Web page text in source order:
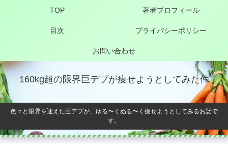
160kg超の限界巨デブが痩せようとしてみた件
色々と限界を迎えた巨デブが、ゆる〜くぬる〜く痩せようとしてみるお話で
す。
TOP 著者プロフィール
目次 プライバシーポリシー
お問い合わせ